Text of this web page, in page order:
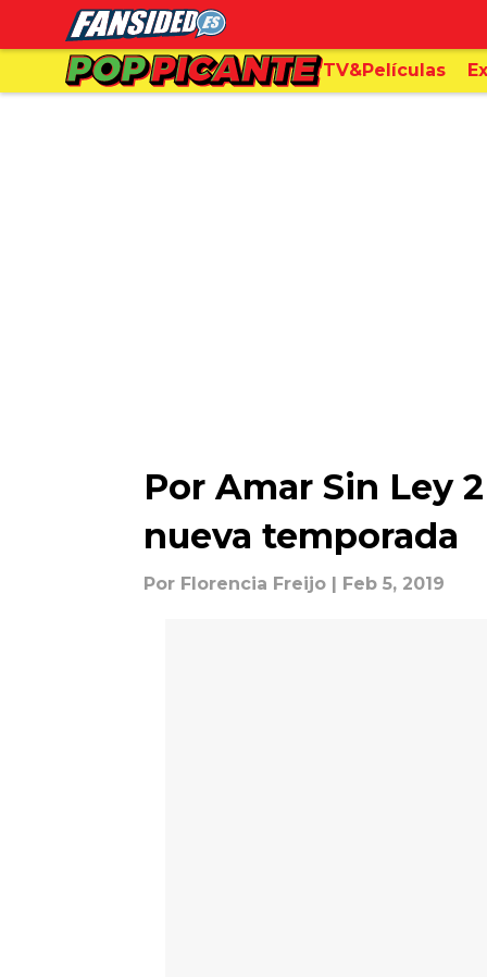
TV&Películas
Por Amar Sin Ley
nueva temporada
Por Florencia Freijo | Feb 5, 2019